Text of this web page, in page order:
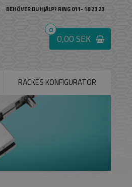
0
0,00 SEK
BEHÖVER DU HJÄLP? RING 011- 18 23 23
RÄCKES KONFIGURATOR